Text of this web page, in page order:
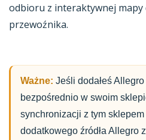
odbioru z interaktywnej mapy
przewoźnika.
Ważne: Jeśli dodałeś
bezpośrednio w swoim
synchronizacji z tym
dodatkowego źródła Allegro